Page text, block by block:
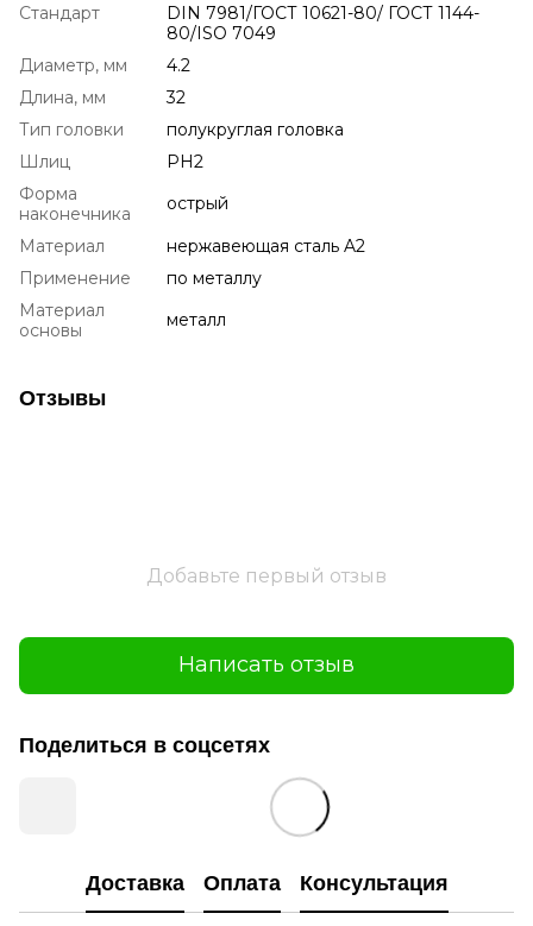
Стандарт
DIN 7981/ГОСТ 10621-80/ ГОСТ 1144-
80/ISO 7049
Диаметр, мм
4.2
Длина, мм
32
Тип головки
полукруглая головка
Шлиц
PH2
Форма
наконечника
острый
Материал
нержавеющая сталь A2
Применение
по металлу
Материал
основы
металл
Отзывы
Добавьте первый отзыв
Написать отзыв
Поделиться в соцсетях
Доставка Оплата Консультация